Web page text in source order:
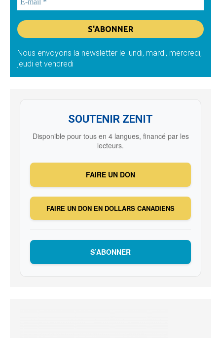
Nous envoyons la newsletter le lundi, mardi, mercredi,
jeudi et vendredi
SOUTENIR ZENIT
Disponible pour tous en 4 langues, financé par les
lecteurs.
FAIRE UN DON
FAIRE UN DON EN DOLLARS CANADIENS
S’ABONNER